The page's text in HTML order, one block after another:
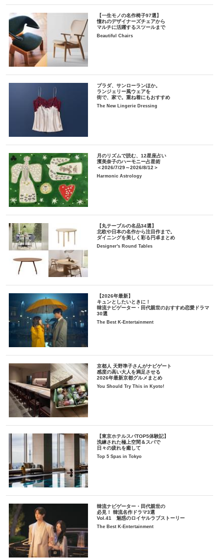
【一生モノの名作椅子97選】
憧れのデザイナーズチェアから
マルチに活躍するスツールまで
Beautiful Chairs
プラダ、サンローランほか。
ランジェリー風ウェアを
街で、家で。重ね着にもおすすめ
The New Lingerie Dressing
月のリズムで読む、12星座占い
濱美奈子のハーモニー占星術
＜2026/7/29～2026/8/12＞
Harmonic Astrology
【丸テーブルの名品34選】
北欧や日本の名作から注目作まで。
ダイニングを美しく彩る円卓まとめ
Designer's Round Tables
【2026年最新】
キュンとしたいときに！
韓流ナビゲーター・田代親世のおすすめ恋愛ドラマ
30選
The Best K-Entertainment
京都人 天野準子さんがナビゲート
感度の高い大人を満足させる
2026年最新京都グルメまとめ
You Should Try This in Kyoto!
【東京ホテルスパTOP5体験記】
洗練された極上空間＆スパで
日々の疲れを癒して
Top 5 Spas in Tokyo
韓流ナビゲーター・田代親世の
必見！ 韓流名作ドラマ3選
Vol.41 魅惑のロイヤルラブストーリー
The Best K-Entertainment